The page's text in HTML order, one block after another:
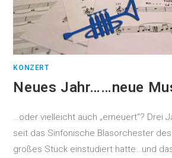
KONZERT
Neues Jahr……neue
…oder vielleicht auch „erneuert“? Drei
seit das Sinfonische Blasorchester
großes Stück einstudiert hatte…und